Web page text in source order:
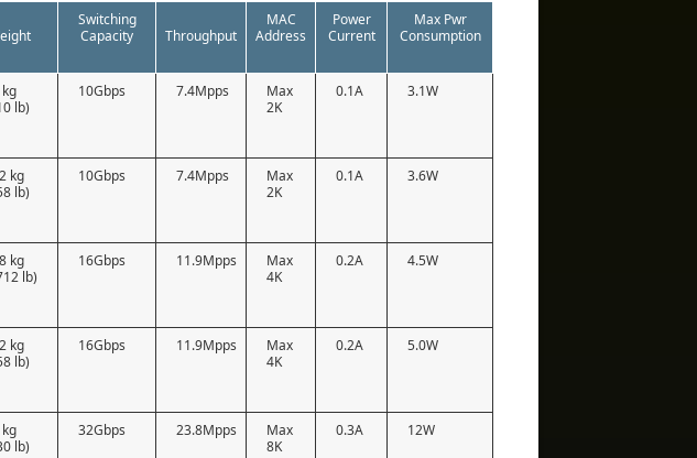
Switching
Capacity
Throughput
MAC
Address
Power
Current
Max Pwr
Consumption
lb)
10Gbps 7.4Mpps
Max
2K
0.1A 3.1W
kg
lb)
10Gbps 7.4Mpps
Max
2K
0.1A 3.6W
kg
lb)
16Gbps 11.9Mpps
Max
4K
0.2A 4.5W
kg
lb)
16Gbps 11.9Mpps
Max
4K
0.2A 5.0W
lb)
32Gbps 23.8Mpps
Max
8K
0.3A 12W